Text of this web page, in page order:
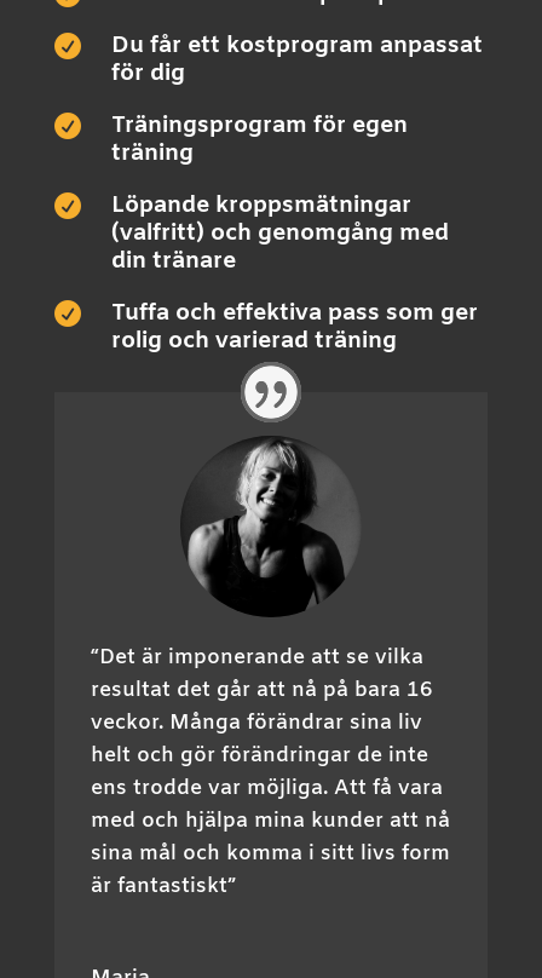

Du får ett kostprogram anpassat
för dig

Träningsprogram för egen
träning

Löpande kroppsmätningar
(valfritt) och genomgång med
din tränare

Tuffa och effektiva pass som ger
rolig och varierad träning
“Det är imponerande att se vilka
resultat det går att nå på bara 16
veckor. Många förändrar sina liv
helt och gör förändringar de inte
ens trodde var möjliga. Att få vara
med och hjälpa mina kunder att nå
sina mål och komma i sitt livs form
är fantastiskt”